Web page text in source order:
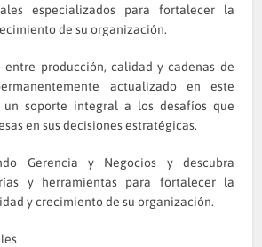
especializados para fortalecer la
de su organización.
entre producción, calidad y cadenas de
actualizado en este
un soporte integral a los desafíos que
en sus decisiones estratégicas.
Gerencia y Negocios y descubra
y herramientas para fortalecer la
y crecimiento de su organización.